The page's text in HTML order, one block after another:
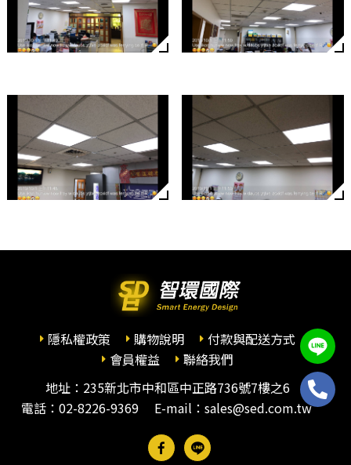
隱私權政策 購物說明
付款與配送方式
會員權益
聯絡我們
地址：235新北市中和區中正路736號7樓之6
電話： 02-8226-9369 E-mail：sales@sed.com.tw